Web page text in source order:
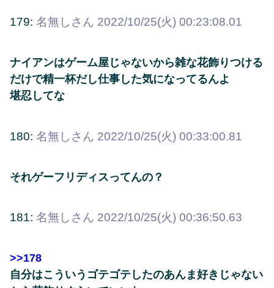
179: 名無しさん 2022/10/25(火) 00:23:08.01
ナイアンはゲーム屋じゃないから雑な花飾りつける
だけで精一杯だし仕事した気になってるんよ
堪忍してな
180: 名無しさん 2022/10/25(火) 00:33:00.81
それゲーフリディスってんの？
181: 名無しさん 2022/10/25(火) 00:36:50.63
>>178
自分はこういうゴテゴテしたのあんま好きじゃない